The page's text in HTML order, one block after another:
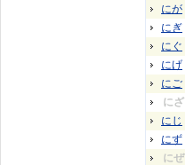
にが
にぎ
にぐ
にげ
にご
にざ
にじ
にず
にぜ